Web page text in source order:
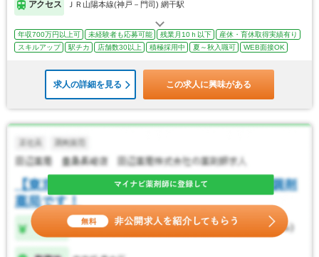
アクセス ＪＲ山陽本線(神戸－門司) 網干駅
年収700万円以上可 未経験者も応募可能 残業月10ｈ以下
産休・育休取得実績有り
スキルアップ
駅チカ 店舗数30以上 積極採用中 夏～秋入職可 WEB面接OK
求人の詳細を見る この求人に興味がある